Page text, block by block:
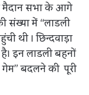
मैदान सभा के आगे
संख्या में “लाडली
थी । छिन्दवाड़ा
इन लाडली बहनों
बदलने की पूरी